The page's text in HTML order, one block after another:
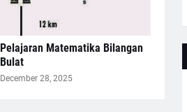
Pelajaran Matematika Bilangan
Bulat
December 28, 2025